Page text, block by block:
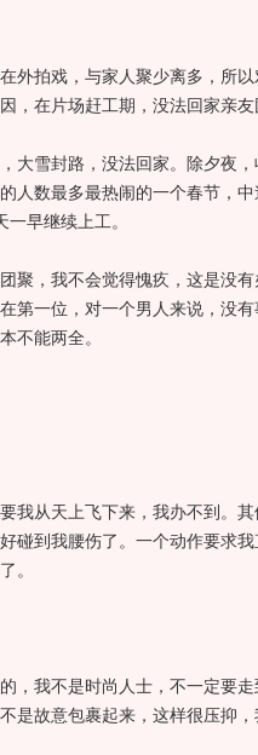
拍戏，与家人聚少离多，所以
，在片场赶工期，没法回家亲友
雪封路，没法回家。除夕夜，
人数最多最热闹的一个春节，中
早继续上工。
，我不会觉得愧疚，这是没有
第一位，对一个男人来说，没
不能两全。
从天上飞下来，我办不到。其
碰到我腰伤了。一个动作要求
。
我不是时尚人士，不一定要走
是故意包裹起来，这样很压抑